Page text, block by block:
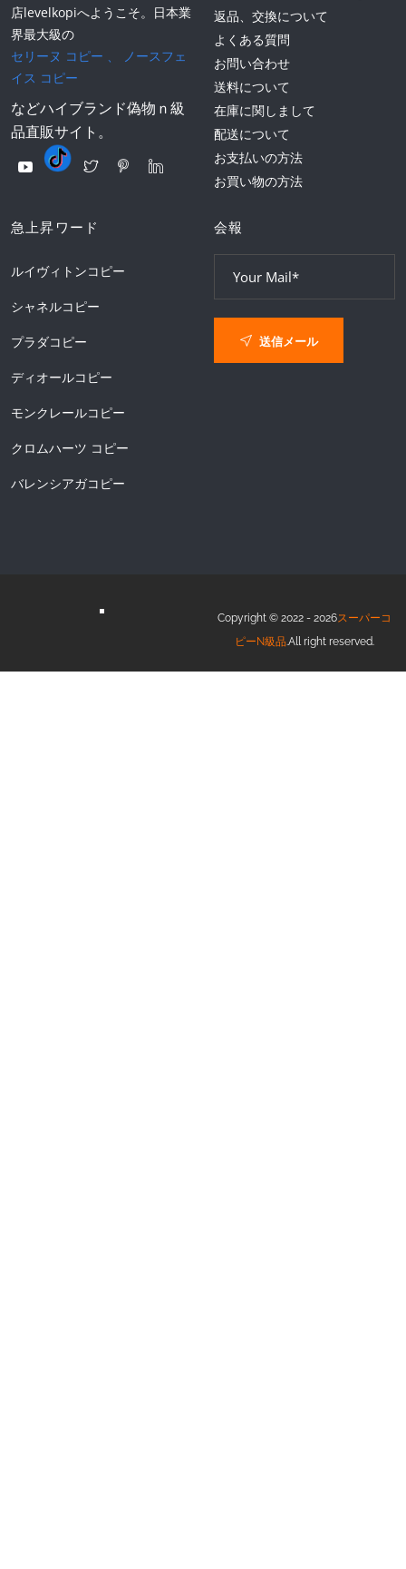
店levelkopiへようこそ。日本業
界最大級の
セリーヌ コピー 、
ノースフェ
イス コピー
などハイブランド偽物ｎ級
品直販サイト。
返品、交換について
よくある質問
お問い合わせ
送料について
在庫に関しまして
配送について
お支払いの方法
お買い物の方法
急上昇ワード
ルイヴィトンコピー
シャネルコピー
プラダコピー
ディオールコピー
モンクレールコピー
クロムハーツ コピー
バレンシアガコピー
会報
送信メール
Copyright © 2022 - 2026スーパーコ
ピーN級品.All right reserved.